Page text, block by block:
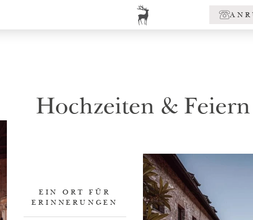
Hochzeiten & Feiern
EIN ORT FÜR
ERINNERUNGEN